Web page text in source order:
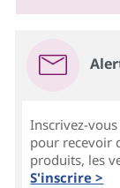
Inscrivez-
pour recevoir
produits, les
S'inscrire >